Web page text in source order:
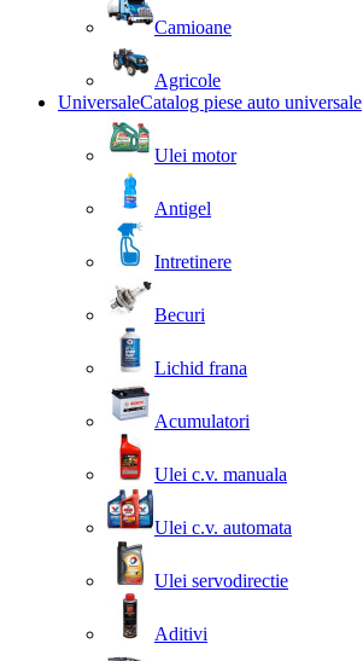
Camioane
Agricole
UniversaleCatalog piese auto universale
Ulei motor
Antigel
Intretinere
Becuri
Lichid frana
Acumulatori
Ulei c.v. manuala
Ulei c.v. automata
Ulei servodirectie
Aditivi